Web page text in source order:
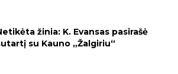
žinia: K. Evansas pasirašė
su Kauno „Žalgiriu“